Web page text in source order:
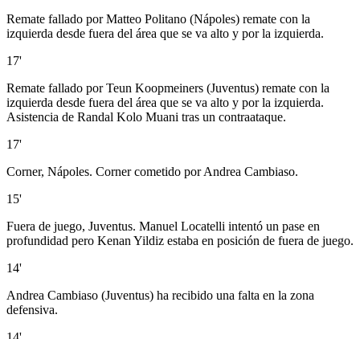
Remate fallado por Matteo Politano (Nápoles) remate con la
izquierda desde fuera del área que se va alto y por la izquierda.
17'
Remate fallado por Teun Koopmeiners (Juventus) remate con la
izquierda desde fuera del área que se va alto y por la izquierda.
Asistencia de Randal Kolo Muani tras un contraataque.
17'
Corner, Nápoles. Corner cometido por Andrea Cambiaso.
15'
Fuera de juego, Juventus. Manuel Locatelli intentó un pase en
profundidad pero Kenan Yildiz estaba en posición de fuera de juego.
14'
Andrea Cambiaso (Juventus) ha recibido una falta en la zona
defensiva.